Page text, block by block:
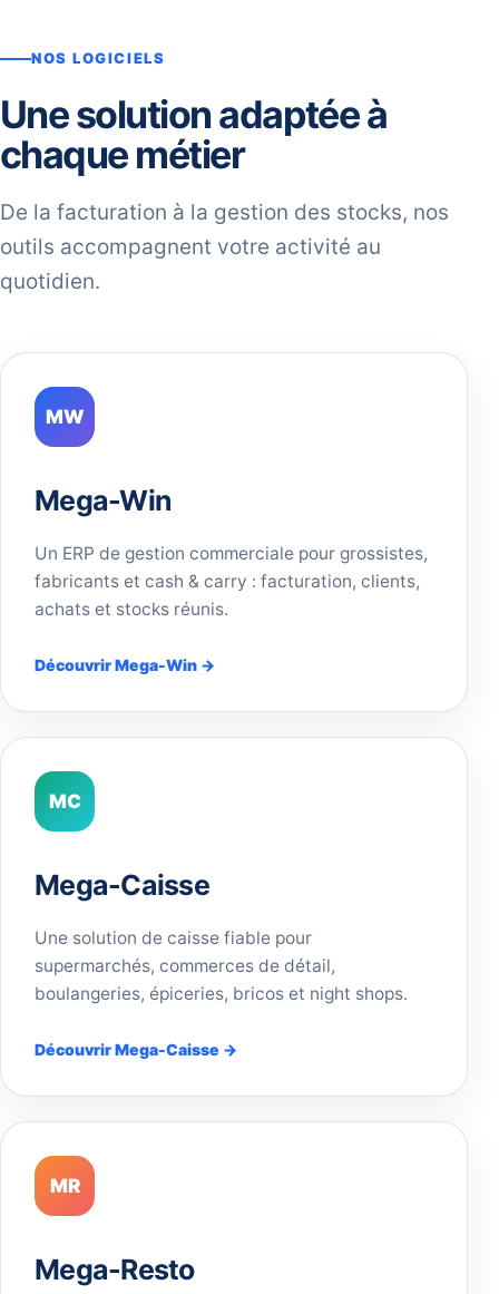
NOS LOGICIELS
Une solution adaptée à
chaque métier
De la facturation à la gestion des stocks, nos
outils accompagnent votre activité au
quotidien.
MW
Mega-Win
Un ERP de gestion commerciale pour grossistes,
fabricants et cash & carry : facturation, clients,
achats et stocks réunis.
Découvrir Mega-Win →
MC
Mega-Caisse
Une solution de caisse fiable pour
supermarchés, commerces de détail,
boulangeries, épiceries, bricos et night shops.
Découvrir Mega-Caisse →
MR
Mega-Resto